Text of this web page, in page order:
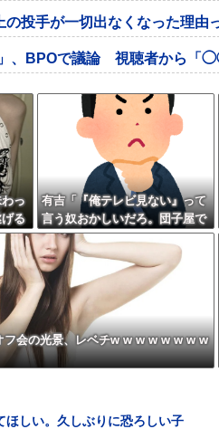
の投手が一切出なくなった理由
、BPOで議論 視聴者から「
っ
る
有吉「『俺テレビ見ない』って
言う奴おかしいだろ。団子屋で
『団子食べない』って言う
か？」
フ会の光景、レベチw w w w w w w w
ほしい。久しぶりに恐ろしい子